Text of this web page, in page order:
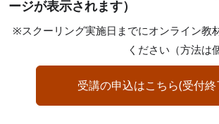
ージが表示されます）
※スクーリング実施日までにオンライン教
ください（方法は
受講の申込はこちら(受付終